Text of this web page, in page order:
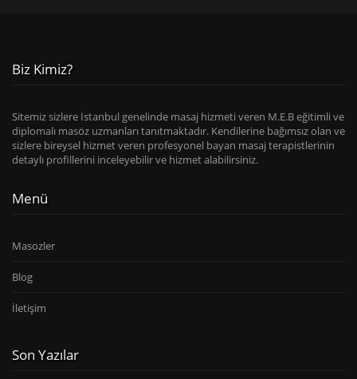
Biz Kimiz?
Sitemiz sizlere İstanbul genelinde masaj hizmeti veren M.E.B eğitimli ve
diplomalı masöz uzmanları tanıtmaktadır. Kendilerine bağımsız olan ve
sizlere bireysel hizmet veren profesyonel bayan masaj terapistlerinin
detaylı profillerini inceleyebilir ve hizmet alabilirsiniz.
Menü
Masozler
Blog
İletişim
Son Yazılar